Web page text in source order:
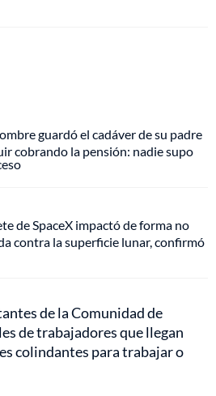
guardó el cadáver de su padre
cobrando la pensión: nadie supo
de SpaceX impactó de forma no
contra la superficie lunar, confirmó
de la Comunidad de
de trabajadores que llegan
colindantes para trabajar o